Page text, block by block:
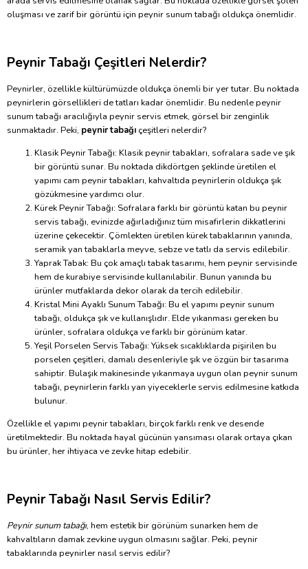
oluşması ve zarif bir görüntü için peynir sunum tabağı oldukça önemlidir.
Peynir Tabağı Çeşitleri Nelerdir?
Peynirler, özellikle kültürümüzde oldukça önemli bir yer tutar. Bu noktada
peynirlerin görsellikleri de tatları kadar önemlidir. Bu nedenle peynir
sunum tabağı aracılığıyla peynir servis etmek, görsel bir zenginlik
sunmaktadır. Peki, peynir tabağı çeşitleri nelerdir?
Klasik Peynir Tabağı: Klasik peynir tabakları, sofralara sade ve şık
bir görüntü sunar. Bu noktada dikdörtgen şeklinde üretilen el
yapımı cam peynir tabakları, kahvaltıda peynirlerin oldukça şık
gözükmesine yardımcı olur.
Kürek Peynir Tabağı: Sofralara farklı bir görüntü katan bu peynir
servis tabağı, evinizde ağırladığınız tüm misafirlerin dikkatlerini
üzerine çekecektir. Çömlekten üretilen kürek tabaklarının yanında,
seramik yan tabaklarla meyve, sebze ve tatlı da servis edilebilir.
Yaprak Tabak: Bu çok amaçlı tabak tasarımı, hem peynir servisinde
hem de kurabiye servisinde kullanılabilir. Bunun yanında bu
ürünler mutfaklarda dekor olarak da tercih edilebilir.
Kristal Mini Ayaklı Sunum Tabağı: Bu el yapımı peynir sunum
tabağı, oldukça şık ve kullanışlıdır. Elde yıkanması gereken bu
ürünler, sofralara oldukça ve farklı bir görünüm katar.
Yeşil Porselen Servis Tabağı: Yüksek sıcaklıklarda pişirilen bu
porselen çeşitleri, damalı desenleriyle şık ve özgün bir tasarıma
sahiptir. Bulaşık makinesinde yıkanmaya uygun olan peynir sunum
tabağı, peynirlerin farklı yan yiyeceklerle servis edilmesine katkıda
bulunur.
Özellikle el yapımı peynir tabakları, birçok farklı renk ve desende
üretilmektedir. Bu noktada hayal gücünün yansıması olarak ortaya çıkan
bu ürünler, her ihtiyaca ve zevke hitap edebilir.
Peynir Tabağı Nasıl Servis Edilir?
Peynir sunum tabağı, hem estetik bir görünüm sunarken hem de
kahvaltıların damak zevkine uygun olmasını sağlar. Peki, peynir
tabaklarında peynirler nasıl servis edilir?